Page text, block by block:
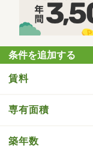
条件を追加する
賃料
専有面積
築年数